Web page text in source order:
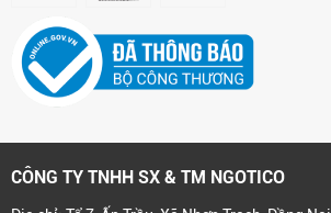
CÔNG TY TNHH SX & TM NGOTICO